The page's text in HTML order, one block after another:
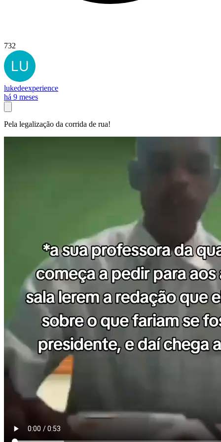
732
lukedeexperience
há 9 meses
Pela legalização da corrida de rua!